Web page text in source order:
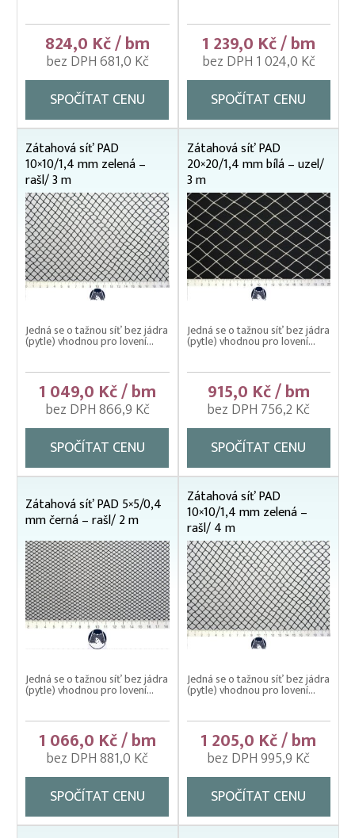
Přepravní bedny na ryby
Rukáv na vysazování
Rybářské pracovní oděvy
Váhy na ryby (trojnožka)
Vatky – zátahové sítě
Vatky sádkové zesílené
Vatky stahovací, kruhové (“Japonky“)
Vrhací sítě na ryby
Vzduchování
Zátahové sítě
Velikost oka 04, 5, 6, 8 mm
Velikost oka 10, 15 mm
Velikost oka 20, 25 mm
Zpracovatelský/technologický stůl
824,0 Kč / bm
bez DPH 681,0 Kč
SPOČÍTAT CENU
1 239,0 Kč / bm
bez DPH 1 024,0 Kč
SPOČÍTAT CENU
Zátahová síť PAD
10×10/1,4 mm zelená –
rašl/ 3 m
Jedná se o tažnou síť bez jádra
(pytle) vhodnou pro lovení...
1 049,0 Kč / bm
bez DPH 866,9 Kč
SPOČÍTAT CENU
Zátahová síť PAD
20×20/1,4 mm bílá – uzel/
3 m
Jedná se o tažnou síť bez jádra
(pytle) vhodnou pro lovení...
915,0 Kč / bm
bez DPH 756,2 Kč
SPOČÍTAT CENU
Zátahová síť PAD 5×5/0,4
mm černá – rašl/ 2 m
Jedná se o tažnou síť bez jádra
(pytle) vhodnou pro lovení...
1 066,0 Kč / bm
bez DPH 881,0 Kč
SPOČÍTAT CENU
Zátahová síť PAD
10×10/1,4 mm zelená –
rašl/ 4 m
Jedná se o tažnou síť bez jádra
(pytle) vhodnou pro lovení...
1 205,0 Kč / bm
bez DPH 995,9 Kč
SPOČÍTAT CENU